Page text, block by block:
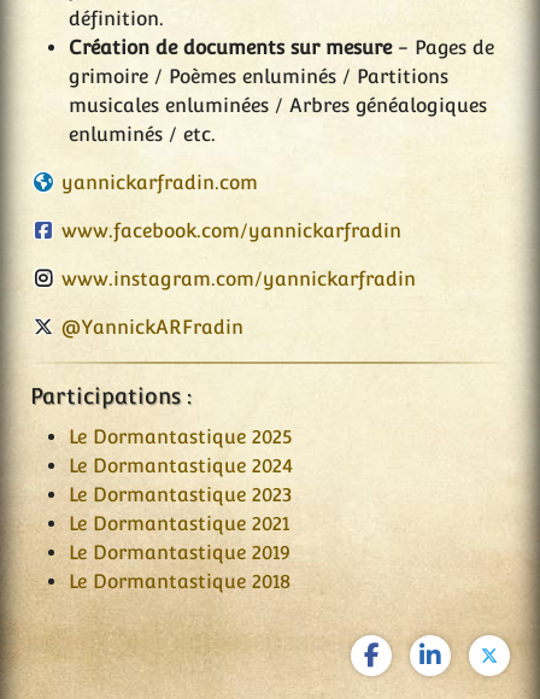
définition.
Création de documents sur mesure- Pages de
grimoire / Poèmes enluminés / Partitions
musicales enluminées / Arbres généalogiques
enluminés / etc.
yannickarfradin.com
www.facebook.com/yannickarfradin
www.instagram.com/yannickarfradin
@YannickARFradin
Participations :
Le Dormantastique 2025
Le Dormantastique 2024
Le Dormantastique 2023
Le Dormantastique 2021
Le Dormantastique 2019
Le Dormantastique 2018